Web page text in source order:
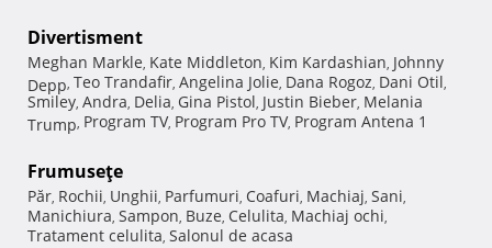
Divertisment
Meghan Markle, Kate Middleton, Kim Kardashian, Johnny
Depp, Teo Trandafir, Angelina Jolie, Dana Rogoz, Dani Otil,
Smiley, Andra, Delia, Gina Pistol, Justin Bieber, Melania
Trump, Program TV, Program Pro TV, Program Antena 1
Frumuseţe
Păr, Rochii, Unghii, Parfumuri, Coafuri, Machiaj, Sani,
Manichiura, Sampon, Buze, Celulita, Machiaj ochi,
Tratament celulita, Salonul de acasa